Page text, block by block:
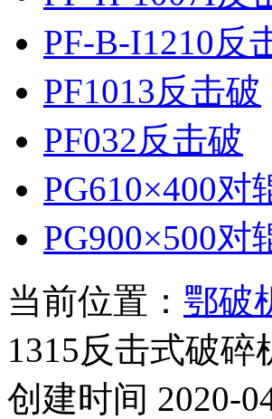
PF-B-I1210反
PF1013反击破
PF032反击破
PG610×400对
PG900×500对
当前位置： 鄂破
1315反击式破
创建时间 2020-